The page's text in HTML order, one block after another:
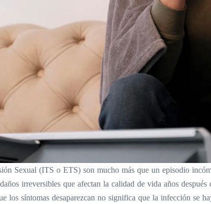
Sexual (ITS o ETS) son mucho más que un episodio
irreversibles que afectan la calidad de vida años
los síntomas desaparezcan no significa que la infección se